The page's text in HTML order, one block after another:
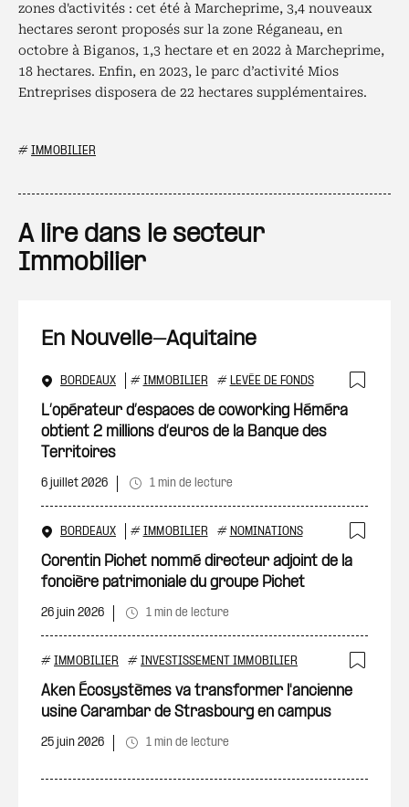
zones d'activités : cet été à Marcheprime, 3,4 nouveaux
hectares seront proposés sur la zone Réganeau, en
octobre à Biganos, 1,3 hectare et en 2022 à Marcheprime,
18 hectares. Enfin, en 2023, le parc d’activité Mios
Entreprises disposera de 22 hectares supplémentaires.
# IMMOBILIER
A lire dans le secteur
Immobilier
En Nouvelle-Aquitaine
BORDEAUX # IMMOBILIER # LEVÉE DE FONDS
L’opérateur d’espaces de coworking Héméra
obtient 2 millions d’euros de la Banque des
Territoires
6 juillet 2026 1 min de lecture
BORDEAUX # IMMOBILIER # NOMINATIONS
Corentin Pichet nommé directeur adjoint de la
foncière patrimoniale du groupe Pichet
26 juin 2026 1 min de lecture
# IMMOBILIER # INVESTISSEMENT IMMOBILIER
Aken Écosystèmes va transformer l'ancienne
usine Carambar de Strasbourg en campus
25 juin 2026 1 min de lecture